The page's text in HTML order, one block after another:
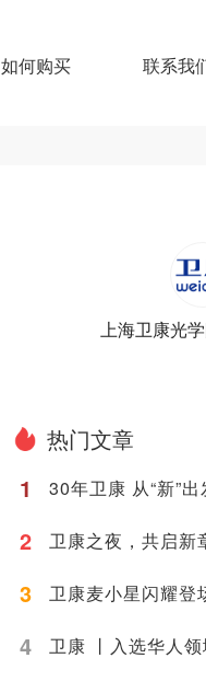
如何购买 联系我
上海卫康光
热门文章
1
30年卫康 从“新”出
2 卫康之夜，共启新
3 卫康麦小星闪耀登
4